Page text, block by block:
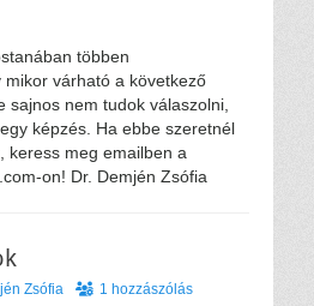
többen
várható a következő
sajnos nem tudok válaszolni,
képzés. Ha ebbe szeretnél
keress meg emailben a
on! Dr. Demjén Zsófia
Zsófia 1 hozzászólás